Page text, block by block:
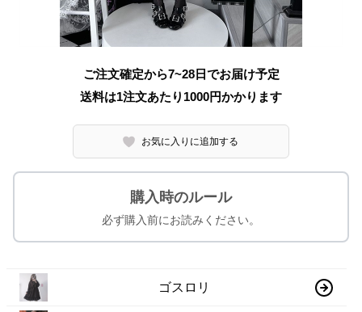
ご注文確定から7~28日でお届け予定
送料は1注文あたり 1000円かかります
お気に入りに追加する
購入時のルール
必ず購入前にお読みください。
ゴスロリ